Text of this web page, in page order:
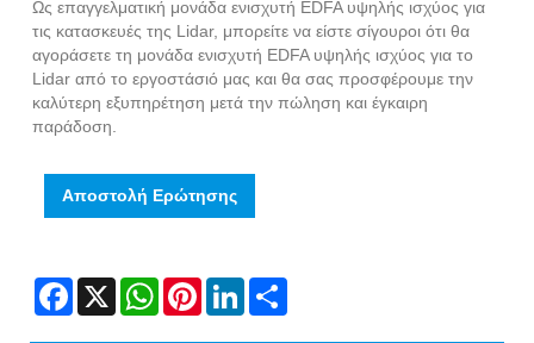
Ως επαγγελματική μονάδα ενισχυτή EDFA υψηλής ισχύος για
τις κατασκευές της Lidar, μπορείτε να είστε σίγουροι ότι θα
αγοράσετε τη μονάδα ενισχυτή EDFA υψηλής ισχύος για το
Lidar από το εργοστάσιό μας και θα σας προσφέρουμε την
καλύτερη εξυπηρέτηση μετά την πώληση και έγκαιρη
παράδοση.
Αποστολή Ερώτησης
Facebook
X WhatsAppPinterestLinkedIn